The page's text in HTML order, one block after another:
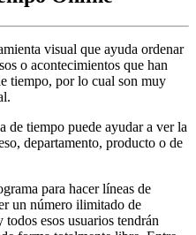
visual que ayuda ordenar
o acontecimientos que han
tiempo, por lo cual son muy
de tiempo puede ayudar a ver la
departamento, producto o de
para hacer líneas de
un número ilimitado de
esos usuarios tendrán